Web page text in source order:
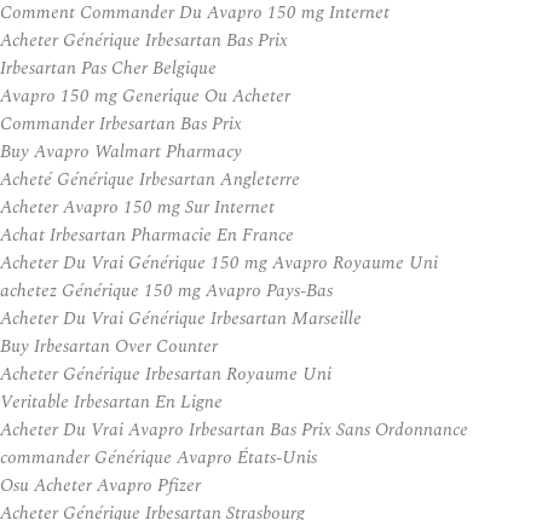
Comment Commander Du Avapro 150 mg Internet
Acheter Générique Irbesartan Bas Prix
Irbesartan Pas Cher Belgique
Avapro 150 mg Generique Ou Acheter
Commander Irbesartan Bas Prix
Buy Avapro Walmart Pharmacy
Acheté Générique Irbesartan Angleterre
Acheter Avapro 150 mg Sur Internet
Achat Irbesartan Pharmacie En France
Acheter Du Vrai Générique 150 mg Avapro Royaume Uni
achetez Générique 150 mg Avapro Pays-Bas
Acheter Du Vrai Générique Irbesartan Marseille
Buy Irbesartan Over Counter
Acheter Générique Irbesartan Royaume Uni
Veritable Irbesartan En Ligne
Acheter Du Vrai Avapro Irbesartan Bas Prix Sans Ordonnance
commander Générique Avapro États-Unis
Osu Acheter Avapro Pfizer
Acheter Générique Irbesartan Strasbourg